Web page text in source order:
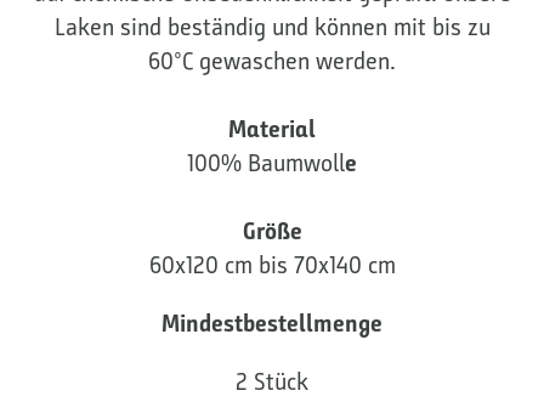
Laken sind beständig und können mit bis zu
60°C gewaschen werden.
Material
100% Baumwolle
Größe
60x120 cm bis 70x140 cm
Mindestbestellmenge
2 Stück